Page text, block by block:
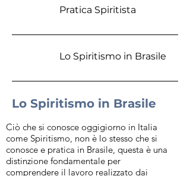
Pratica Spiritista
Lo Spiritismo in Brasile
Lo Spiritismo in Brasile
Ciò che si conosce oggigiorno in Italia
come Spiritismo, non è lo stesso che si
conosce e pratica in Brasile, questa è una
distinzione fondamentale per
comprendere il lavoro realizzato dai